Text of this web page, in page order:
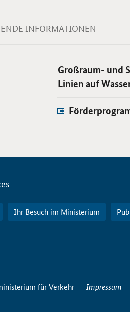
INFORMATIONEN
Großraum- und
Linien auf
Ihr Besuch im Ministerium
für Verkehr Impressum